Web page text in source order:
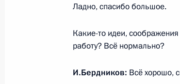
12 декабря 2023 года, 16:10
Встреча с губернатором
Ладно, спасибо большое.
Какие-то идеи,
работу? Всё нормально?
И.Бердников: Всё хорошо,